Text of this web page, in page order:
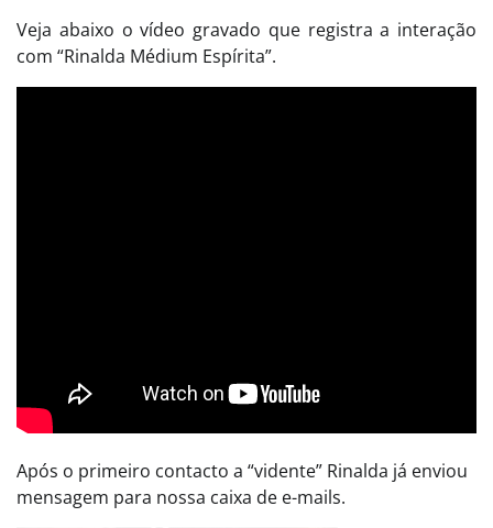
Veja abaixo o vídeo gravado que registra a interação
com “Rinalda Médium Espírita”.
Após o primeiro contacto a “vidente” Rinalda já enviou
mensagem para nossa caixa de e-mails.